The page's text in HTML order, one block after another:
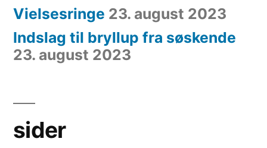
Vielsesringe 23. august 2023
Indslag til bryllup fra søskende
23. august 2023
sider